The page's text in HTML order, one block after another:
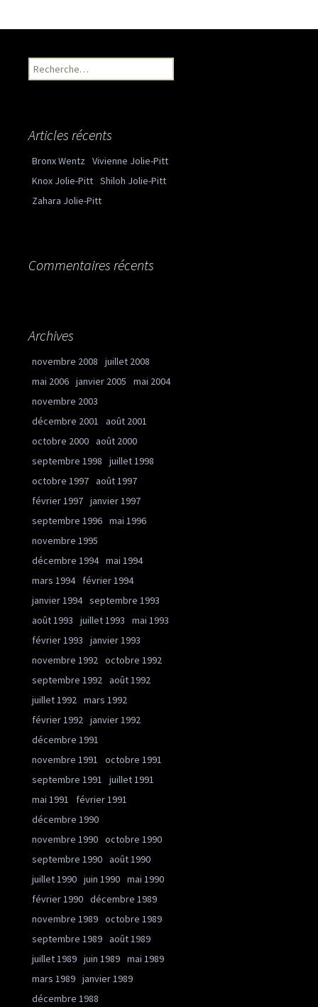
Recherche pour :
Articles récents
Bronx Wentz Vivienne Jolie-Pitt
Knox Jolie-Pitt Shiloh Jolie-Pitt
Zahara Jolie-Pitt
Commentaires récents
Archives
novembre 2008
juillet 2008
mai 2006 janvier 2005
mai 2004
novembre 2003
décembre 2001
août 2001
octobre 2000 août 2000
septembre 1998
juillet 1998
octobre 1997 août 1997
février 1997 janvier 1997
septembre 1996 mai 1996
novembre 1995
décembre 1994 mai 1994
mars 1994
février 1994
janvier 1994 septembre 1993
août 1993
juillet 1993
mai 1993
février 1993
janvier 1993
novembre 1992 octobre 1992
septembre 1992 août 1992
juillet 1992 mars 1992
février 1992 janvier 1992
décembre 1991
novembre 1991
octobre 1991
septembre 1991
juillet 1991
mai 1991
février 1991
décembre 1990
novembre 1990 octobre 1990
septembre 1990 août 1990
juillet 1990 juin 1990 mai 1990
février 1990 décembre 1989
novembre 1989 octobre 1989
septembre 1989 août 1989
juillet 1989 juin 1989 mai 1989
mars 1989 janvier 1989
décembre 1988